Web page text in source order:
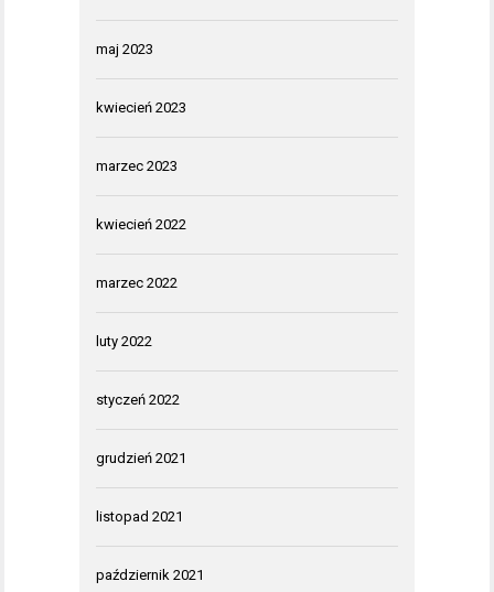
maj 2023
kwiecień 2023
marzec 2023
kwiecień 2022
marzec 2022
luty 2022
styczeń 2022
grudzień 2021
listopad 2021
październik 2021